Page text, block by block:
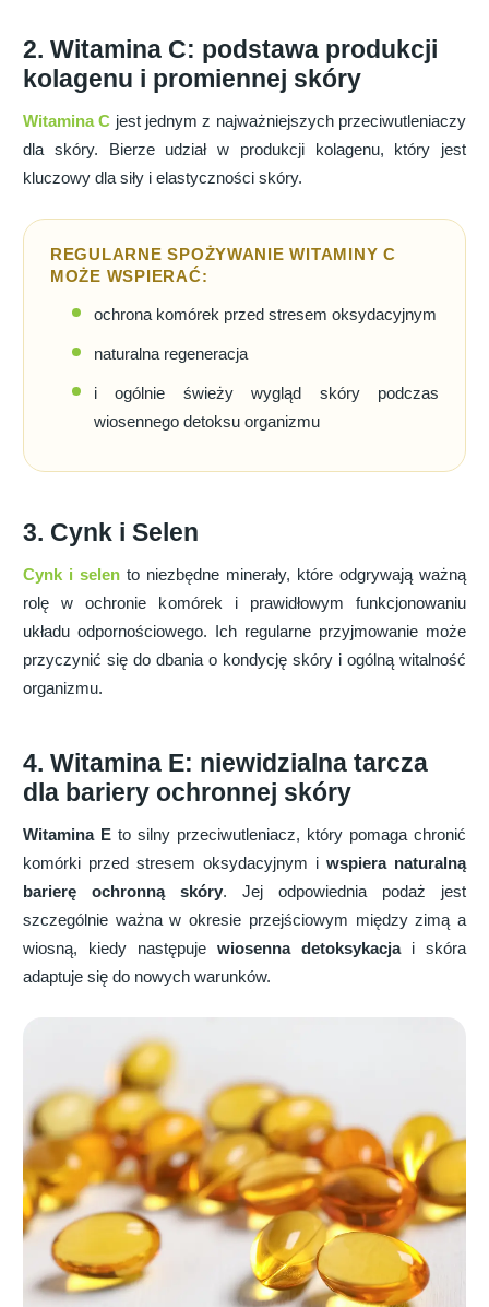
2. Witamina C: podstawa produkcji
kolagenu i promiennej skóry
Witamina C jest jednym z najważniejszych przeciwutleniaczy
dla skóry. Bierze udział w produkcji kolagenu, który jest
kluczowy dla siły i elastyczności skóry.
REGULARNE SPOŻYWANIE WITAMINY C
MOŻE WSPIERAĆ:
ochrona komórek przed stresem oksydacyjnym
naturalna regeneracja
i ogólnie świeży wygląd skóry podczas
wiosennego detoksu organizmu
3. Cynk i Selen
Cynk i selen to niezbędne minerały, które odgrywają ważną
rolę w ochronie komórek i prawidłowym funkcjonowaniu
układu odpornościowego. Ich regularne przyjmowanie może
przyczynić się do dbania o kondycję skóry i ogólną witalność
organizmu.
4. Witamina E: niewidzialna tarcza
dla bariery ochronnej skóry
Witamina E to silny przeciwutleniacz, który pomaga chronić
komórki przed stresem oksydacyjnym i wspiera naturalną
barierę ochronną skóry. Jej odpowiednia podaż jest
szczególnie ważna w okresie przejściowym między zimą a
wiosną, kiedy następuje wiosenna detoksykacjai skóra
adaptuje się do nowych warunków.